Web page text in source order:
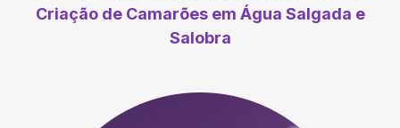
Criação de Camarões em Água Salgada e
Salobra